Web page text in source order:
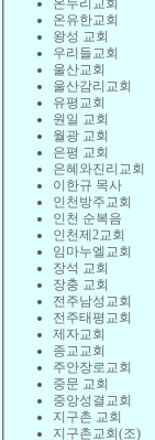
온누리교회
온유한교회
왕성 교회
우리들교회
울산교회
울산감리교회
유평교회
원일 교회
월광 교회
은평 교회
은혜와진리교회
이한규 목사
인천방주교회
인천 순복음
인천제2교회
임마누엘교회
장석 교회
장충 교회
전주남성교회
전주태평교회
제자교회
종교교회
주안장로교회
중문 교회
중앙성결교회
지구촌 교회
지구촌교회(조)